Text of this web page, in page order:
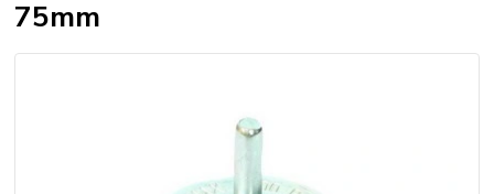
75mm